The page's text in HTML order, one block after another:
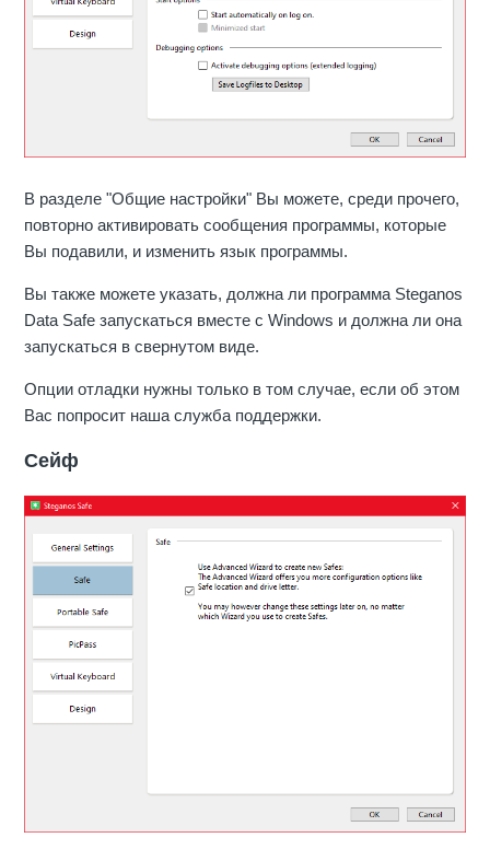
В разделе "Общие настройки" Вы можете, среди прочего,
повторно активировать сообщения программы, которые
Вы подавили, и изменить язык программы.
Вы также можете указать, должна ли программа Steganos
Data Safe запускаться вместе с Windows и должна ли она
запускаться в свернутом виде.
Опции отладки нужны только в том случае, если об этом
Вас попросит наша служба поддержки.
Сейф